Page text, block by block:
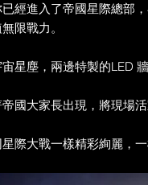
經進入了帝國星際總部
限戰力。
星塵，兩邊特製的LED
國大家長出現，將現場
際大戰一樣精彩絢麗，